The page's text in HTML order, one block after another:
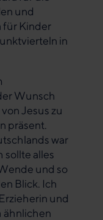
und
für Kinder
in
Wunsch
Jesus zu
präsent.
war
sollte alles
und so
Blick. Ich
und
ähnlichen